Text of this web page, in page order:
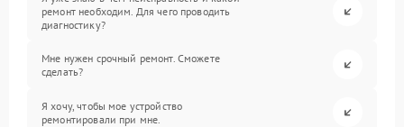
ремонт необходим. Для чего проводить
диагностику?
Мне нужен срочный ремонт. Сможете
сделать?
Я хочу, чтобы мое устройство
ремонтировали при мне.